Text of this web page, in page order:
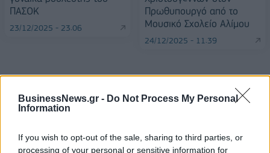
BusinessNews.gr - Do Not Process My Personal
Information
If you wish to opt-out of the sale, sharing to third parties, or
processing of your personal or sensitive information for
ΠΑΣΟΚ
23/12/2025 - 23:06
Πρωθυπουργό από το
Μουσικό Σχολείο Αλίμου
24/12/2025 - 11:39